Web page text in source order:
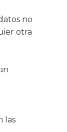
no
otra
las